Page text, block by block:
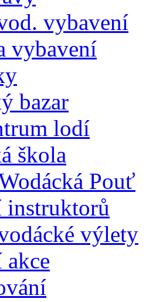
vybavení
vybavení
bazar
lodí
škola
Pouť
instruktorů
výlety